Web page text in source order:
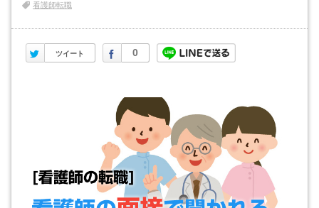
看護師転職
ツイート
Twitter 0
Facebook